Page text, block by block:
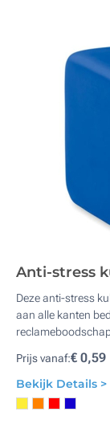
Anti-stress
Deze anti-stress
aan alle kanten
Prijs vanaf:€ 0,59
Bekijk Details >